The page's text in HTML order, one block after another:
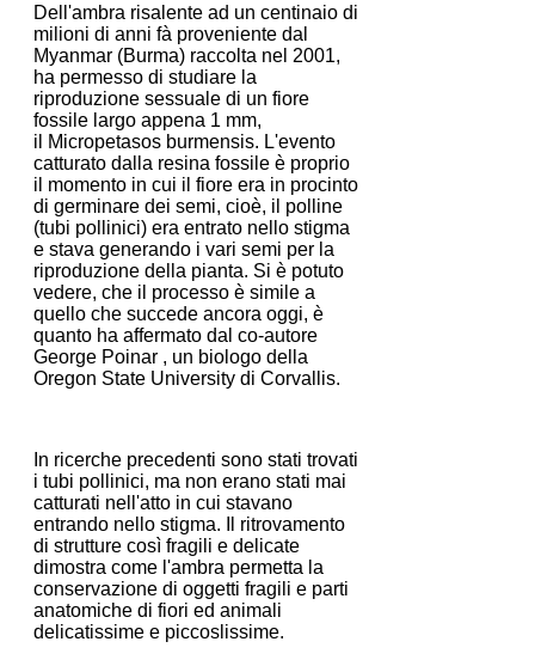
Dell'ambra risalente ad un centinaio di
milioni di anni fà proveniente dal
Myanmar (Burma) raccolta nel 2001,
ha permesso di studiare la
riproduzione sessuale di un fiore
fossile largo appena 1 mm,
il Micropetasos burmensis. L'evento
catturato dalla resina fossile è proprio
il momento in cui il fiore era in procinto
di germinare dei semi, cioè, il polline
(tubi pollinici) era entrato nello stigma
e stava generando i vari semi per la
riproduzione della pianta. Si è potuto
vedere, che il processo è simile a
quello che succede ancora oggi, è
quanto ha affermato dal co-autore
George Poinar , un biologo della
Oregon State University di Corvallis.
In ricerche precedenti sono stati trovati
i tubi pollinici, ma non erano stati mai
catturati nell'atto in cui stavano
entrando nello stigma. Il ritrovamento
di strutture così fragili e delicate
dimostra come l'ambra permetta la
conservazione di oggetti fragili e parti
anatomiche di fiori ed animali
delicatissime e piccoslissime.